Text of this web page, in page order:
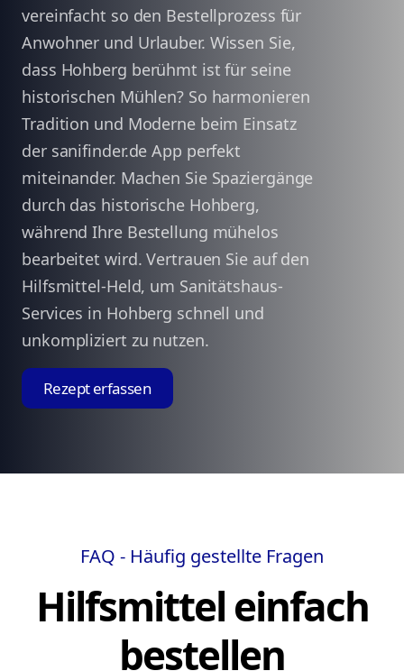
vereinfacht so den Bestellprozess für
Anwohner und Urlauber. Wissen Sie,
dass Hohberg berühmt ist für seine
historischen Mühlen? So harmonieren
Tradition und Moderne beim Einsatz
der sanifinder.de App perfekt
miteinander. Machen Sie Spaziergänge
durch das historische Hohberg,
während Ihre Bestellung mühelos
bearbeitet wird. Vertrauen Sie auf den
Hilfsmittel-Held, um Sanitätshaus-
Services in Hohberg schnell und
unkompliziert zu nutzen.
Rezept erfassen
FAQ - Häufig gestellte Fragen
Hilfsmittel einfach
bestellen